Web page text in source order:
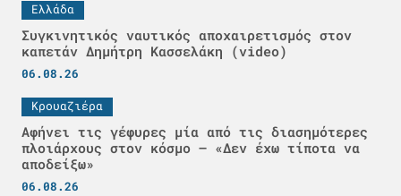
Ελλάδα
Συγκινητικός ναυτικός αποχαιρετισμός στον
καπετάν Δημήτρη Κασσελάκη (video)
06.08.26
Κρουαζιέρα
Αφήνει τις γέφυρες μία από τις διασημότερες
πλοιάρχους στον κόσμο – «Δεν έχω τίποτα να
αποδείξω»
06.08.26